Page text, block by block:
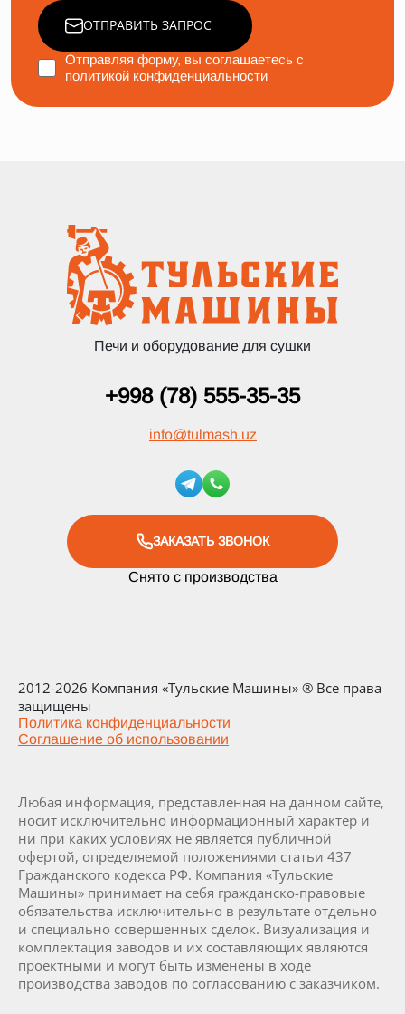
ОТПРАВИТЬ ЗАПРОС
Отправляя форму, вы соглашаетесь с
политикой конфиденциальности
Печи и оборудование для сушки
+998 (78) 555-35-35
info@tulmash.uz
ЗАКАЗАТЬ ЗВОНОК
Снято с производства
2012-2026 Компания «Тульские Машины» ® Все права
защищены
Политика конфиденциальности
Соглашение об использовании
Любая информация, представленная на данном сайте,
носит исключительно информационный характер и
ни при каких условиях не является публичной
офертой, определяемой положениями статьи 437
Гражданского кодекса РФ. Компания «Тульские
Машины» принимает на себя гражданско-правовые
обязательства исключительно в результате отдельно
и специально совершенных сделок. Визуализация и
комплектация заводов и их составляющих являются
проектными и могут быть изменены в ходе
производства заводов по согласованию с заказчиком.